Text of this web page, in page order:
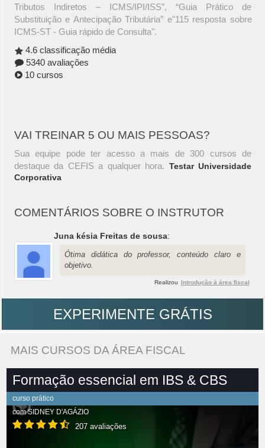
Tributos Indiretos – ICMS/IPI/ISS”, “Guia Prático de
Substituição e Antecipação Tributária” e"115 resposta sobre
ICMS-ST - Guia rápido de Consulta".
4.6 classificação média
5340 avaliações
10 cursos
VAI TREINAR 5 OU MAIS PESSOAS?
Sua equipe pode ter acesso a mais de 300 cursos de
destaque da CEFIS a qualquer hora. Testar Universidade
Corporativa
COMENTÁRIOS SOBRE O INSTRUTOR
Juna késia Freitas de sousa:
Ótima didática do professor, conteúdo claro e
objetivo.
Realizou Introdução à área fiscal
EXPERIMENTE GRÁTIS
MAIS CURSOS DA ÁREA FISCAL
Formação essencial em IBS & CBS
curso prático
comSIDNEY D'AGÁZIO
207 avaliações